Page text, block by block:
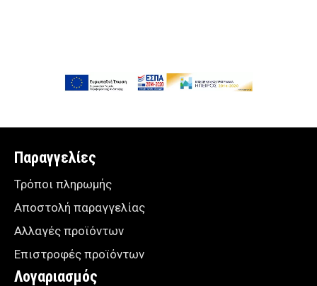
Παραγγελίες
Τρόποι πληρωμής
Αποστολή παραγγελίας
Αλλαγές προϊόντων
Επιστροφές προϊόντων
Λογαριασμός